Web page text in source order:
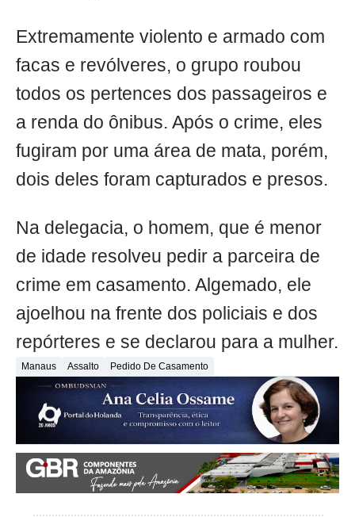
Extremamente violento e armado com
facas e revólveres, o grupo roubou
todos os pertences dos passageiros e
a renda do ônibus. Após o crime, eles
fugiram por uma área de mata, porém,
dois deles foram capturados e presos.
Na delegacia, o homem, que é menor
de idade resolveu pedir a parceira de
crime em casamento. Algemado, ele
ajoelhou na frente dos policiais e dos
repórteres e se declarou para a mulher.
Manaus Assalto Pedido De Casamento